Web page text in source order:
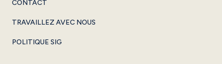
CONTACT
TRAVAILLEZ AVEC NOUS
POLITIQUE SIG